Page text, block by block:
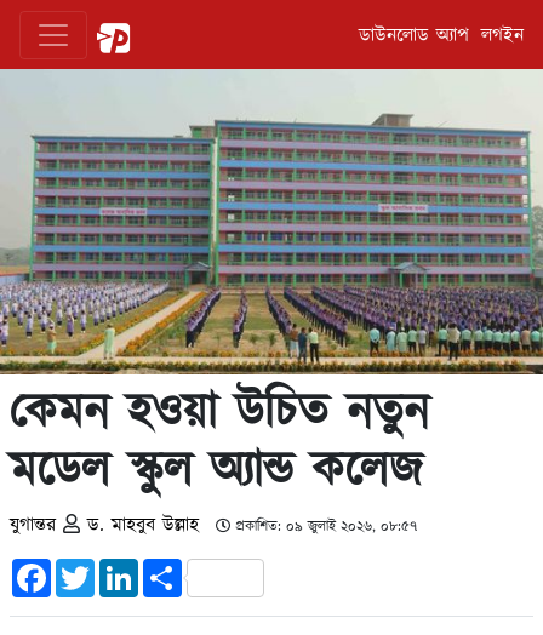
ডাউনলোড অ্যাপ লগইন
কেমন হওয়া উচিত নতুন
মডেল স্কুল অ্যান্ড কলেজ
যুগান্তর ড. মাহবুব উল্লাহ প্রকাশিত: ০৯ জুলাই ২০২৬, ০৮:৫৭
FacebookTwitterLinkedInShare